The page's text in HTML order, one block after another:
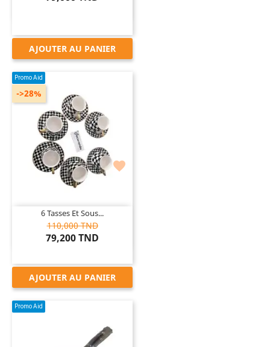
AJOUTER AU PANIER

Promo Aid
6 Tasses Et Sous...
110,000 TND
79,200 TND
->28%
AJOUTER AU PANIER
Promo Aid